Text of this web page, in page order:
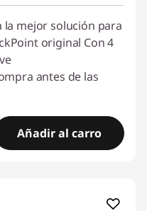
la mejor solución para
original Con 4
antes de las
Añadir al carro